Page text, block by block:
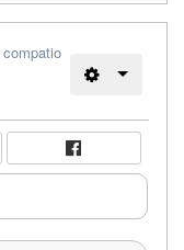
compatio